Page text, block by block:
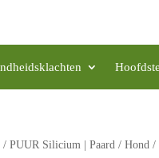
/ PUUR Silicium | Paard / Hond